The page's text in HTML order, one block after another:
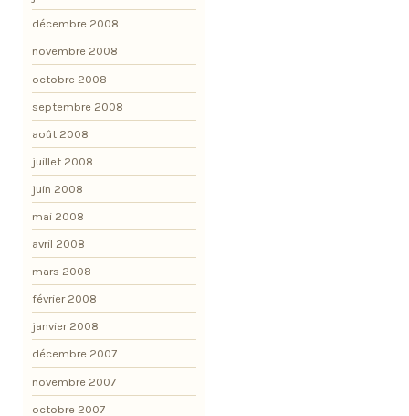
décembre 2008
novembre 2008
octobre 2008
septembre 2008
août 2008
juillet 2008
juin 2008
mai 2008
avril 2008
mars 2008
février 2008
janvier 2008
décembre 2007
novembre 2007
octobre 2007